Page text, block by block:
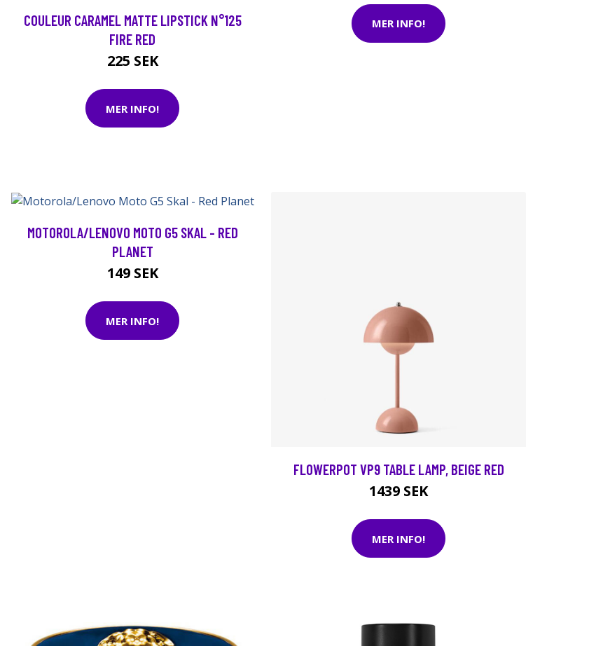
COULEUR CARAMEL MATTE LIPSTICK N°125
FIRE RED
225 SEK
MER INFO!
MER INFO!
MOTOROLA/LENOVO MOTO G5 SKAL - RED
PLANET
149 SEK
MER INFO!
FLOWERPOT VP9 TABLE LAMP, BEIGE RED
1439 SEK
MER INFO!